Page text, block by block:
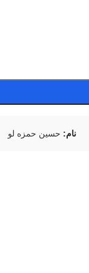
نام: حسین حمزه لو